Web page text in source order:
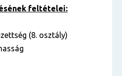
feltételei:
(8. osztály)